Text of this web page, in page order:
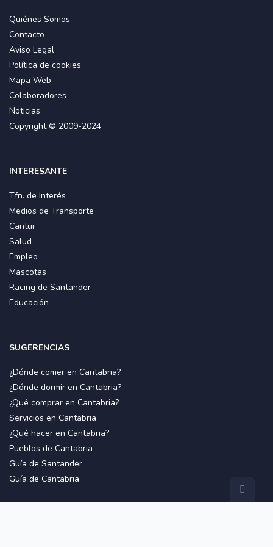
Quiénes Somos
Contacto
Aviso Legal
Política de cookies
Mapa Web
Colaboradores
Noticias
Copyright © 2009-2024
INTERESANTE
Tfn. de Interés
Medios de Transporte
Cantur
Salud
Empleo
Mascotas
Racing de Santander
Educación
SUGERENCIAS
¿Dónde comer en Cantabria?
¿Dónde dormir en Cantabria?
¿Qué comprar en Cantabria?
Servicios en Cantabria
¿Qué hacer en Cantabria?
Pueblos de Cantabria
Guía de Santander
Guía de Cantabria